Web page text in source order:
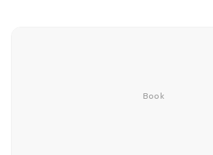
Book